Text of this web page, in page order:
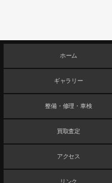
ホーム
ギャラリー
整備・修理・車検
買取査定
アクセス
リンク